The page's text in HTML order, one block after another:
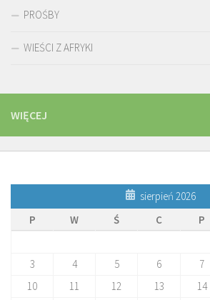
PROŚBY
WIEŚCI Z AFRYKI
WIĘCEJ
sierpień 2026
P
W Ś C P
3
4 5 6 7
10
11 12 13 14